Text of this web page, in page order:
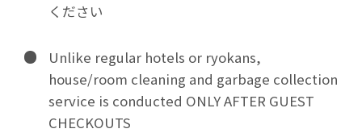
ください
Unlike regular hotels or ryokans,
house/room cleaning and garbage collection
service is conducted ONLY AFTER GUEST
CHECKOUTS